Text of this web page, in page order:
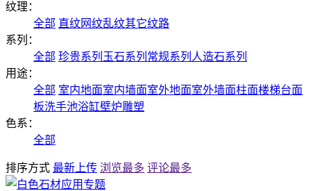
纹理：
全部 直纹网纹乱纹其它纹路
系列：
全部 珍贵系列 玉石系列 常规系列 人造石系列
用途：
全部 室内地面室内墙面室外地面室外墙面柱面楼梯台面
板洗手池浴缸壁炉雕塑
色系：
全部
排序方式 最新上传 浏览最多 评论最多